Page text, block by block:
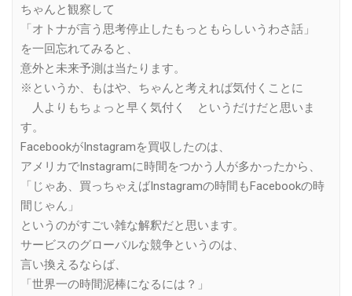
ちゃんと観察して
「オトナが言う思考停止したもっともらしいうわさ話」
を一回忘れてみると、
意外と未来予測は当たります。
※というか、もはや、ちゃんと考えれば気付くことに
人よりもちょっと早く気付く というだけだと思いま
す。
FacebookがInstagramを買収したのは、
アメリカでInstagramに時間をつかう人が多かったから、
「じゃあ、買っちゃえばInstagramの時間もFacebookの時
間じゃん」
というのがすごい雑な解釈だと思います。
サービスのグローバルな競争というのは、
言い換えるならば、
「世界一の時間泥棒になるには？」